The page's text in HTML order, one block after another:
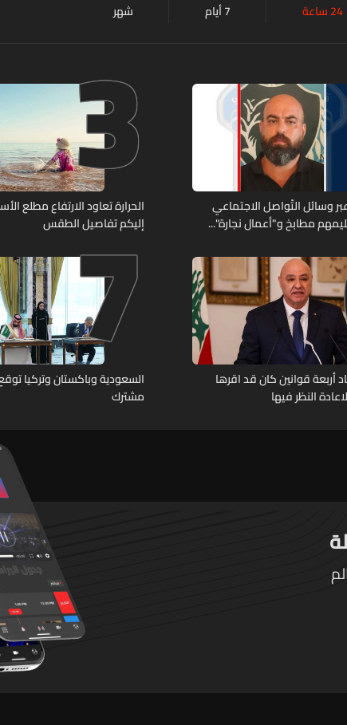
24 ساعة 7 أيام شهر
وسائل التّواصل الاجتماعي
مطابخ و"أعمال نجارة"...
3
الحرارة تعاود الارتفاع مطلع
إليكم تفاصيل الطقس
أربعة قوانين كان قد اقرها
النظر فيها
7
السعودية وباكستان وتركيا
مشترك